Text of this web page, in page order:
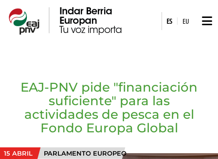
ES | EU
EAJ-PNV pide "financiación
suficiente" para las
actividades de pesca en el
Fondo Europa Global
15 ABRIL PARLAMENTO EUROPEO